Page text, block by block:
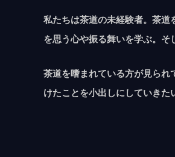
私たちは茶道の未経験者。茶
を思う心や振る舞いを学ぶ。そ
茶道を嗜まれている方が見ら
けたことを小出しにしていきた